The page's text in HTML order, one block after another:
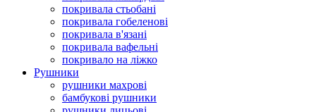
покривала стьобані
покривала гобеленові
покривала в'язані
покривала вафельні
покривало на ліжко
Рушники
рушники махрові
бамбукові рушники